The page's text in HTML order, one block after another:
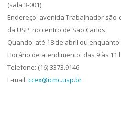
(sala 3-001)
Endereço: avenida Trabalhador são-
da USP, no centro de São Carlos
Quando: até 18 de abril ou
Horário de atendimento: das 9 às 11
Telefone: (16) 3373.9146
E-mail: ccex@icmc.usp.br